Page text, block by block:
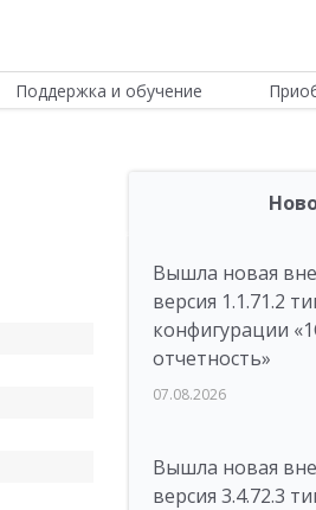
Поддержка и обучение
Вышла новая
версия 1.1.71.2
конфигурации
отчетность»
07.08.2026
Вышла новая
версия 3.4.72.3